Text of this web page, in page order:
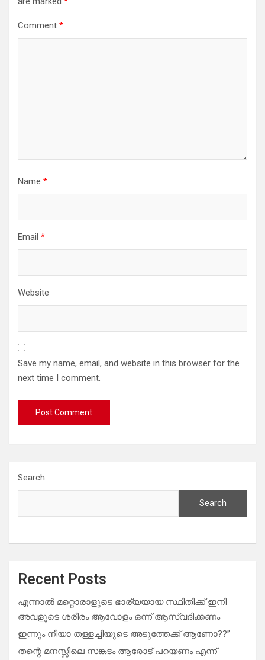
Comment *
Name *
Email *
Website
Save my name, email, and website in this browser for the
next time I comment.
Search
Search
Recent Posts
എന്നാൽ മറ്റൊരാളുടെ ഭാര്യയായ സ്ഥിതിക്ക് ഇനി
അവളുടെ ശരീരം ആവോളം ഒന്ന് ആസ്വദിക്കണം
ഇന്നും നീയാ തള്ളച്ചിയുടെ അടുത്തേക്ക് ആണോ??”
തന്റെ മനസ്സിലെ സങ്കടം ആരോട് പറയണം എന്ന്